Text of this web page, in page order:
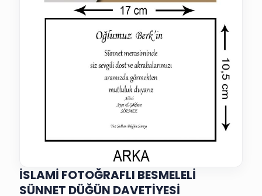
İSLAMİ FOTOĞRAFLI BESMELELİ
SÜNNET DÜĞÜN DAVETİYESİ